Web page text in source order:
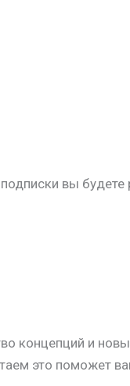
вы будете
концепций и
это поможет